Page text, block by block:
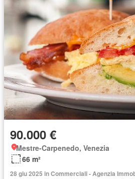
90.000 €
Mestre-Carpenedo, Venezia
66 m²
28 giu 2025 in Commerciali - Agenzia